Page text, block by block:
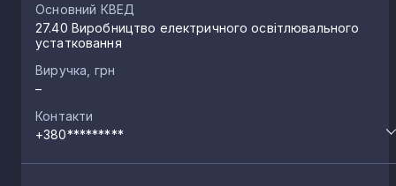
Основний КВЕД
27.40 Виробництво електричного освітлювального
устатковання
Виручка, грн
–
Контакти
+380*********